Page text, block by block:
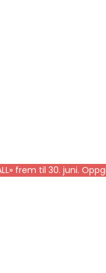
frem til 30. juni.